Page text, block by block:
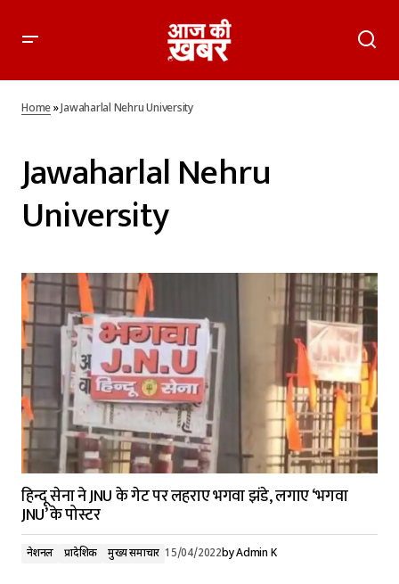
Home»Jawaharlal Nehru University
Jawaharlal Nehru
University
हिन्दू सेना ने JNU के गेट पर लहराए भगवा झंडे, लगाए ‘भगवा
JNU’ के पोस्टर
नेशनल प्रादेशिक मुख्य समाचार 15/04/2022byAdmin K